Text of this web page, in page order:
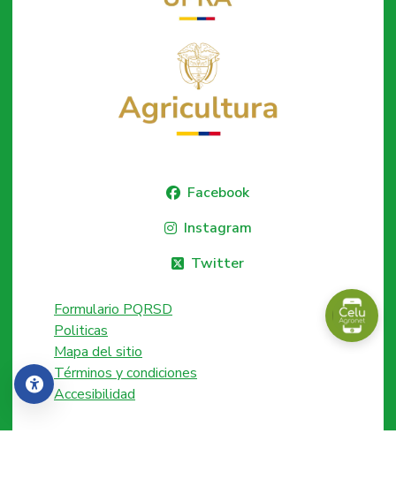
Accesibilidad
Facebook
Instagram
Twitter
Formulario PQRSD
Politicas
Mapa del sitio
Términos y condiciones
Accesibilidad